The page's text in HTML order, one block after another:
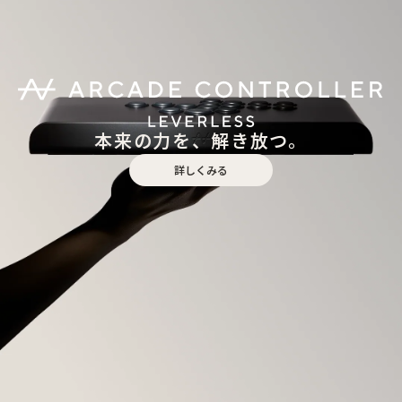
本来の力を、解き放つ。
詳しくみる